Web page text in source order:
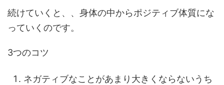
続けていくと、、身体の中からポジティブ体質にな
っていくのです。
3つのコツ
ネガティブなことがあまり大きくならないうち